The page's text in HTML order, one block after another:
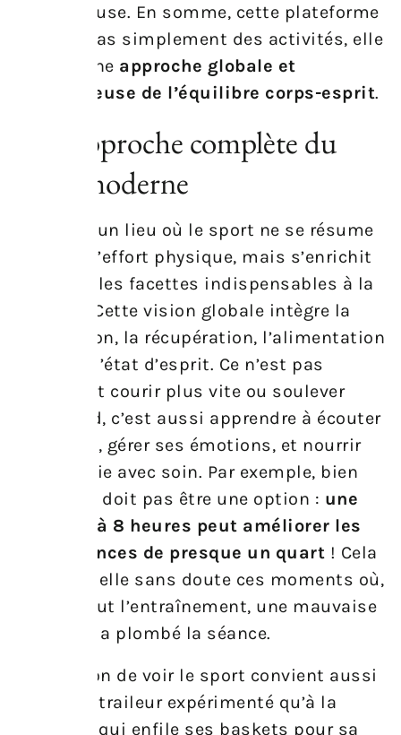
harmonieuse. En somme, cette plateforme
ne vend pas simplement des activités, elle
incarne une approche globale et
respectueuse de l’équilibre corps-esprit.
Une approche complète du
sport moderne
Imaginez un lieu où le sport ne se résume
pas qu’à l’effort physique, mais s’enrichit
de multiples facettes indispensables à la
réussite. Cette vision globale intègre la
préparation, la récupération, l’alimentation
et même l’état d’esprit. Ce n’est pas
seulement courir plus vite ou soulever
plus lourd, c’est aussi apprendre à écouter
son corps, gérer ses émotions, et nourrir
son énergie avec soin. Par exemple, bien
dormir ne doit pas être une option : une
nuit de 7 à 8 heures peut améliorer les
performances de presque un quart ! Cela
vous rappelle sans doute ces moments où,
malgré tout l’entraînement, une mauvaise
nuit vous a plombé la séance.
Cette façon de voir le sport convient aussi
bien à un traileur expérimenté qu’à la
personne qui enfile ses baskets pour sa